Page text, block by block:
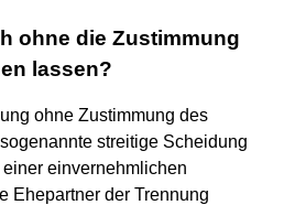
ohne die Zustimmung
lassen?
ohne Zustimmung des
streitige Scheidung
einvernehmlichen
Ehepartner der Trennung